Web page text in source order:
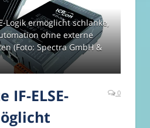
Logik ermöglicht schlanke,
ohne externe
(Foto: Spectra GmbH &
IF-ELSE-
0